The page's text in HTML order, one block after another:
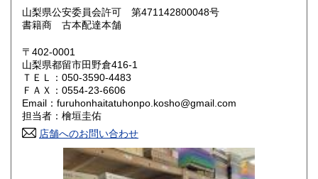
鳥取県 800円 島根県
岡山県
山口県 800円
香川県 800円 愛媛県
高知県 800円
800円 長崎県
山梨県公安委員会許可 第471142800048号
書籍商 古本配達本舗
〒402-0001
山梨県都留市田野倉416-1
ＴＥＬ：050-3590-4483
ＦＡＸ：0554-23-6606
Email：furuhonhaitatuhonpo.kosho@gmail.com
担当者：檜垣圭佑
店舗へのお問い合わせ